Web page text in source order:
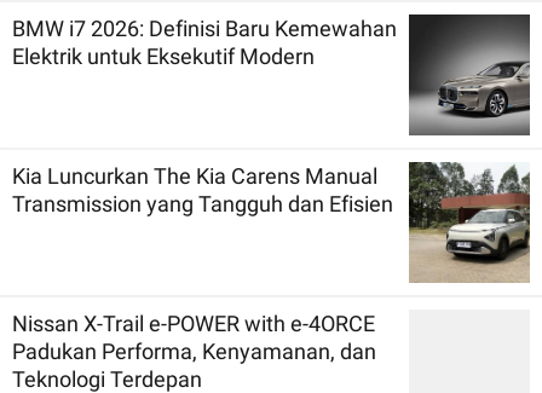
BMW i7 2026: Definisi Baru Kemewahan
Elektrik untuk Eksekutif Modern
Kia Luncurkan The Kia Carens Manual
Transmission yang Tangguh dan Efisien
Nissan X-Trail e-POWER with e-4ORCE
Padukan Performa, Kenyamanan, dan
Teknologi Terdepan